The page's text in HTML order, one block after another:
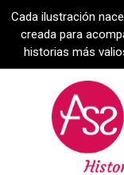
Cada ilustración
creada para
historias más